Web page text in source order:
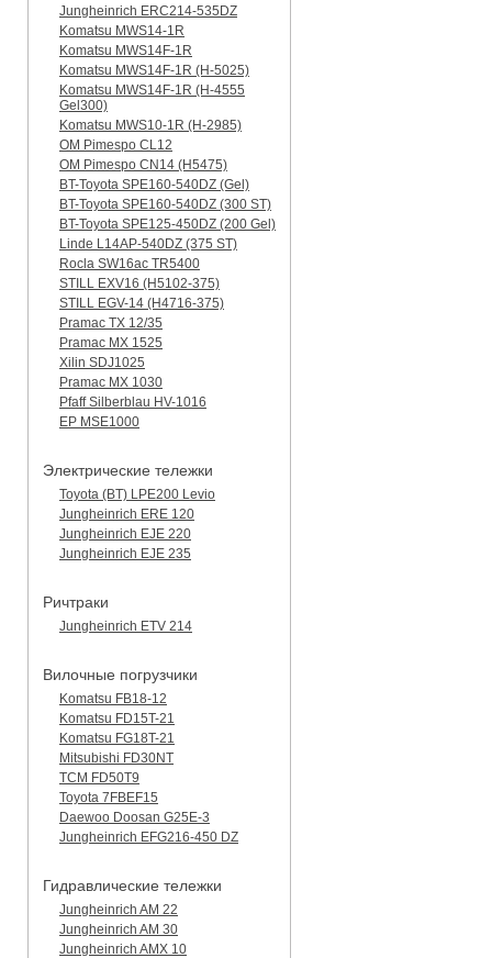
Jungheinrich ERC214-535DZ
Komatsu MWS14-1R
Komatsu MWS14F-1R
Komatsu MWS14F-1R (H-5025)
Komatsu MWS14F-1R (H-4555
Gel300)
Komatsu MWS10-1R (Н-2985)
OM Pimespo CL12
OM Pimespo CN14 (Н5475)
BT-Toyota SPE160-540DZ (Gel)
BT-Toyota SPE160-540DZ (300 ST)
BT-Toyota SPE125-450DZ (200 Gel)
Linde L14AP-540DZ (375 ST)
Rocla SW16ac TR5400
STILL EXV16 (H5102-375)
STILL EGV-14 (H4716-375)
Pramac TX 12/35
Pramac MX 1525
Xilin SDJ1025
Pramac MX 1030
Pfaff Silberblau HV-1016
EP MSE1000
Электрические тележки
Toyota (BT) LPE200 Levio
Jungheinrich ERE 120
Jungheinrich EJE 220
Jungheinrich EJE 235
Ричтраки
Jungheinrich ETV 214
Вилочные погрузчики
Komatsu FB18-12
Komatsu FD15T-21
Komatsu FG18T-21
Mitsubishi FD30NT
TCM FD50T9
Toyota 7FBEF15
Daewoo Doosan G25E-3
Jungheinrich EFG216-450 DZ
Гидравлические тележки
Jungheinrich AM 22
Jungheinrich AM 30
Jungheinrich AMX 10